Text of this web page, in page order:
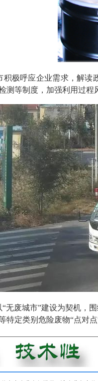
积极呼应企业需求，解读
测等制度，加强利用过程
无废城市”建设为契机，
特定类别危险废物“点对